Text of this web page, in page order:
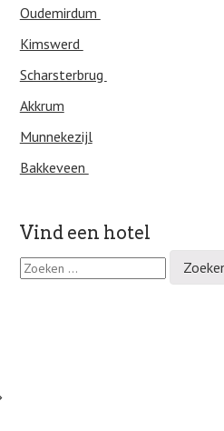
Oudemirdum
Kimswerd
Scharsterbrug
Akkrum
Munnekezijl
Bakkeveen
Vind een hotel
Z
o